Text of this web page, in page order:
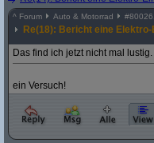
^ Forum Auto & Motorrad #
Re(18): Bericht eine
Das find ich jetzt nicht mal lustig.
ein Versuch!